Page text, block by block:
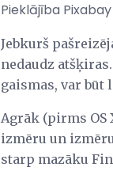
Pieklājība Pixabay
Jebkurš
nedaudz
gaismas, var būt
Agrāk (pirms OS
izmēru un
starp mazāku